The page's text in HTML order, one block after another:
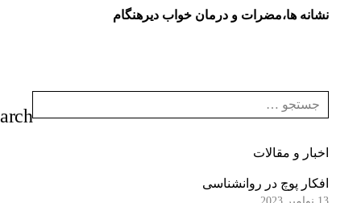
نشانه ها،مضرات و درمان خواب دیرهنگام
اخبار و مقالات
افکار پوچ در روانشناسی